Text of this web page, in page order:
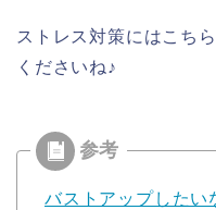
ストレス対策にはこち
くださいね♪
バストアップしたい